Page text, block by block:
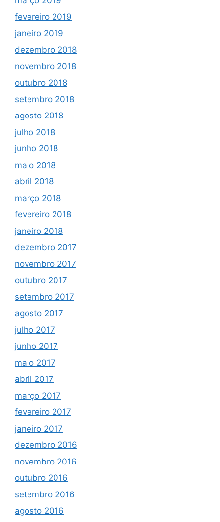
fevereiro 2019
janeiro 2019
dezembro 2018
novembro 2018
outubro 2018
setembro 2018
agosto 2018
julho 2018
junho 2018
maio 2018
abril 2018
março 2018
fevereiro 2018
janeiro 2018
dezembro 2017
novembro 2017
outubro 2017
setembro 2017
agosto 2017
julho 2017
junho 2017
maio 2017
abril 2017
março 2017
fevereiro 2017
janeiro 2017
dezembro 2016
novembro 2016
outubro 2016
setembro 2016
agosto 2016